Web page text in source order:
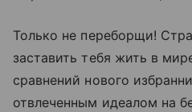
Только не переборщи!
заставить тебя жить в
сравнений нового
отвлеченным идеалом на